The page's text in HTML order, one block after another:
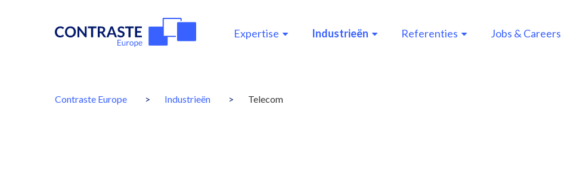
navigation
Expertise Industrieën Referenties Jobs & Careers
You
Contraste Europe Industrieën Telecom